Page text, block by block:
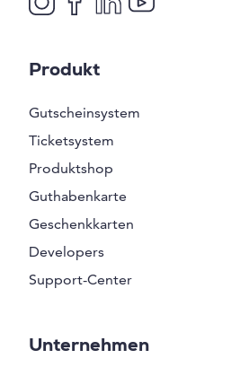
Produkt
Gutscheinsystem
Ticketsystem
Produktshop
Guthabenkarte
Geschenkkarten
Developers
Support-Center
Unternehmen